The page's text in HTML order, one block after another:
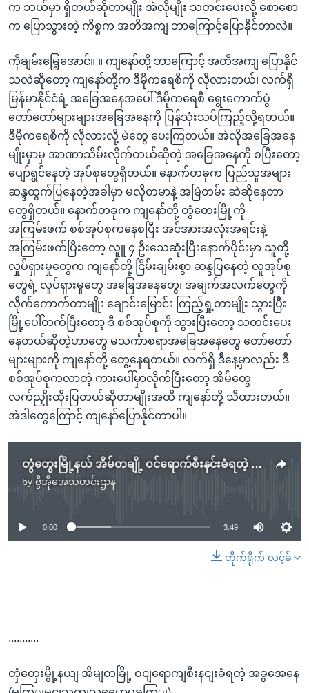
က ဘယ်မှာ ရှိတယ်ဆိုတာမျိုး အဲလိုမျိုး သတင်းပေးလို့ စောစော
က ပြောသွားတဲ့ ကိစ္စက အတိအကျ ဘာကြောင့်ပြောနိုင်တာလဲ။
ကိုချမ်းမြေ့အောင်။ ။ ကျနော်တို့ ဘာကြောင့် အတိအကျ ပြောနိုင်
သလဲဆိုတော့ ကျနော်တို့က ဒီမိုကရေစီကို လိုလားတယ်၊ လက်ရှိ
မြန်မာနိုင်ငံရဲ့ အခြေအနေအပေါ် ဒီမိုကရေစီ ရွေးကောက်ပွဲ
တော်တော်များများအခြေအနေကို ပြန်သုံးသပ်ကြည့်လို့ရတယ်။
ဒီမိုကရေစီကို လိုလားလို့ မဲတွေ ပေးကြတယ်။ အဲလိုအခြေအနေ
မျိုးမှာမှ အာဏာသိမ်းလိုက်တယ်ဆိုတဲ့ အခြေအနေကို စပြီးတော့
ပျော်ရွှင်နေတဲ့ အုပ်စုတွေရှိတယ်။ နောက်တခုက ပြည်သူအများ
ဆန္ဒထွက်ပြနေတဲ့အခါမှာ မလိုတမာနဲ့ အမြဲတမ်း ဆဲဆိုနေတာ
တွေရှိတယ်။ နောက်တခုက ကျနော်တို့ တွံတေးမြို့ကို
အကြမ်းဖက် စစ်အုပ်စုကနေစပြီး အင်အားအလုံးအရင်းနဲ့
အကြမ်းဖက်ပြီးတော့ လူူ ၄ ဦးသေဆုံးပြီးနောက်ပိုင်းမှာ သူတို့
လှုပ်ရှားမှုတွေက ကျနော်တို့ ငြိမ်းချမ်းစွာ ဆန္ဒပြနေတဲ့ လူအုပ်စု
တွေရဲ့ လှုပ်ရှားမှုတွေ အခြေအနေတွေ၊ အချက်အလက်တွေကို
လိုက်ကောက်တာမျိုး ချောင်းမြောင်း ကြည့်ရှု့တာမျိုး သွားပြီး
မြို့ပေါ်တက်ပြီးတော့ ဒီ စစ်အုပ်စုကို သွားပြီးတော့ သတင်းပေး
နေတယ်ဆိုတဲ့ဟာတွေ မသင်္ကာစရာအခြေအနေတွေ တော်တော်
များများကို ကျနော်တို့ တွေ့နေရတယ်။ လက်ရှိ ဒီနေ့မှာလည်း ဒီ
စစ်အုပ်စုကလာတဲ့ ကားပေါ်မှာလိုက်ပြီးတော့ အိမ်တွေ
လက်ညှိုးထိုးပြတယ်ဆိုတာမျိုးအထိ ကျနော်တို့ သိထားတယ်။
အဲဒါတွေကြောင့် ကျနော်ပြောနိုင်တာပါ။
တွံတွေးမြို့နယ် အိမ်တချို့ ဝင်ရောက်စီးနင်းခံရတဲ့ အခြေအနေ (မျက်မြင်သက်သေပြောပြချက်)
by ဗွီအိုအေသတင်းဌာန
No media source currently available
0:00 3:49
တိုက်ရိုက် လင့်ခ်
...........
တှံတှေးမွို့နယျ အိမျတခြို့ ဝငျရောကျစီးနငျးခံရတဲ့ အခွအေနေ